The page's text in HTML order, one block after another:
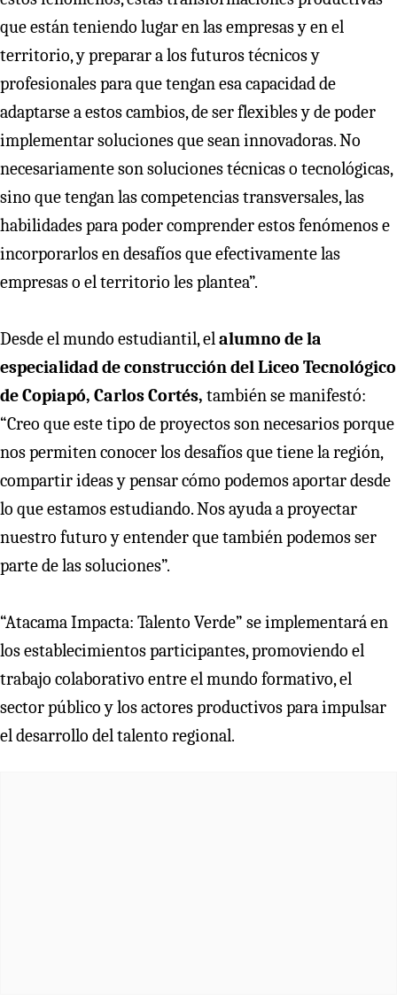
que están teniendo lugar en las empresas y en el
territorio, y preparar a los futuros técnicos y
profesionales para que tengan esa capacidad de
adaptarse a estos cambios, de ser flexibles y de poder
implementar soluciones que sean innovadoras. No
necesariamente son soluciones técnicas o tecnológicas,
sino que tengan las competencias transversales, las
habilidades para poder comprender estos fenómenos e
incorporarlos en desafíos que efectivamente las
empresas o el territorio les plantea”.
Desde el mundo estudiantil, el alumno de la
especialidad de construcción del Liceo Tecnológico
de Copiapó, Carlos Cortés, también se manifestó:
“Creo que este tipo de proyectos son necesarios porque
nos permiten conocer los desafíos que tiene la región,
compartir ideas y pensar cómo podemos aportar desde
lo que estamos estudiando. Nos ayuda a proyectar
nuestro futuro y entender que también podemos ser
parte de las soluciones”.
“Atacama Impacta: Talento Verde” se implementará en
los establecimientos participantes, promoviendo el
trabajo colaborativo entre el mundo formativo, el
sector público y los actores productivos para impulsar
el desarrollo del talento regional.